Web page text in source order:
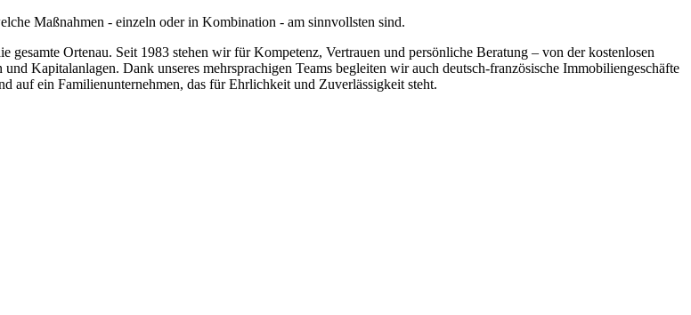
Maßnahmen - einzeln oder in Kombination - am sinnvollsten sind.
Ortenau. Seit 1983 stehen wir für Kompetenz, Vertrauen und persönliche Beratung – von der kostenlosen
Kapitalanlagen. Dank unseres mehrsprachigen Teams begleiten wir auch deutsch-französische Immobiliengeschäfte
auf ein Familienunternehmen, das für Ehrlichkeit und Zuverlässigkeit steht.